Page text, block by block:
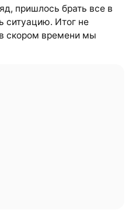
пришлось брать все в
ситуацию. Итог не
скором времени мы